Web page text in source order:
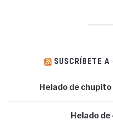
SUSCRÍBETE
Helado de
Helado de